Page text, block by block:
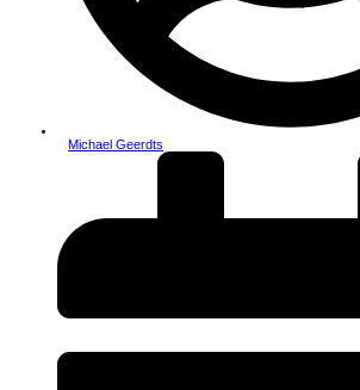
Michael Geerdts